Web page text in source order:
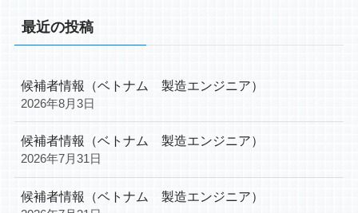
最近の投稿
候補者情報（ベトナム 製造エンジニア）
2026年8月3日
候補者情報（ベトナム 製造エンジニア）
2026年7月31日
候補者情報（ベトナム 製造エンジニア）